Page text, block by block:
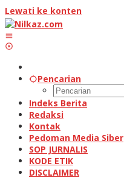
Lewati ke konten
Pencarian
Indeks Berita
Redaksi
Kontak
Pedoman Media Siber
SOP JURNALIS
KODE ETIK
DISCLAIMER